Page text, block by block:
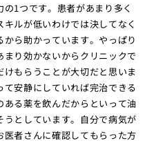
1つです。患者があまり多く
ルが低いわけでは決してなく
ら助かっています。やっぱり
り効かないからクリニックで
もらうことが大切だと思いま
安静にしていれば完治できる
る薬を飲んだからといって油
としています。自分で病気が
者さんに確認してもらった方